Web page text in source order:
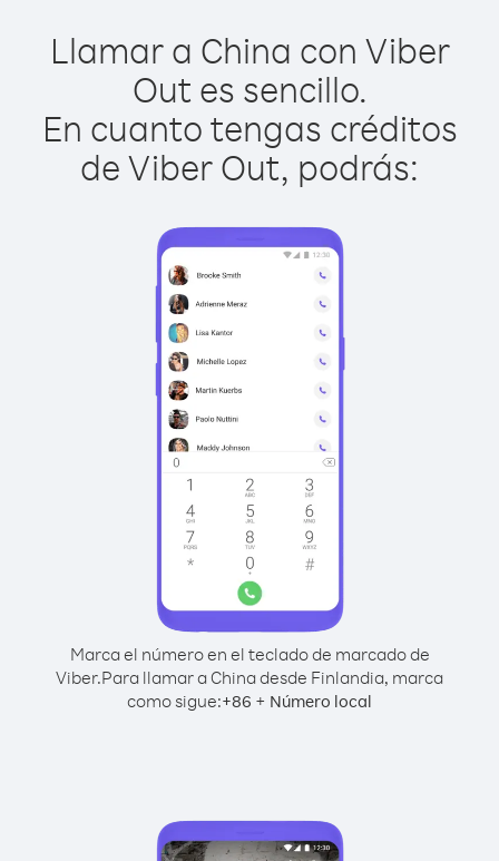
Llamar a China con Viber
Out es sencillo.
En cuanto tengas créditos
de Viber Out, podrás:
Marca el número en el teclado de marcado de
Viber.Para llamar a China desde Finlandia, marca
como sigue:+86 + Número local